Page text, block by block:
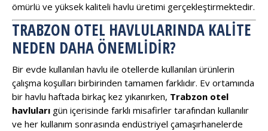
ömürlü ve yüksek kaliteli havlu üretimi gerçekleştirmektedir.
TRABZON OTEL HAVLULARINDA KALITE
NEDEN DAHA ÖNEMLIDIR?
Bir evde kullanılan havlu ile otellerde kullanılan ürünlerin
çalışma koşulları birbirinden tamamen farklıdır. Ev ortamında
bir havlu haftada birkaç kez yıkanırken, Trabzon otel
havluları gün içerisinde farklı misafirler tarafından kullanılır
ve her kullanım sonrasında endüstriyel çamaşırhanelerde